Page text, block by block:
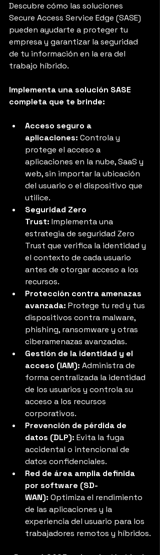
Descubre cómo las soluciones
Secure Access Service Edge (SASE)
pueden ayudarte a proteger tu
empresa y garantizar la seguridad
de tu información en la era del
trabajo híbrido.
Implementa una solución SASE
completa que te brinde:
Acceso seguro a
aplicaciones: Controla y
protege el acceso a
aplicaciones en la nube, SaaS y
web, sin importar la ubicación
del usuario o el dispositivo que
utilice.
Seguridad Zero
Trust: Implementa una
estrategia de seguridad Zero
Trust que verifica la identidad y
el contexto de cada usuario
antes de otorgar acceso a los
recursos.
Protección contra amenazas
avanzada: Protege tu red y tus
dispositivos contra malware,
phishing, ransomware y otras
ciberamenazas avanzadas.
Gestión de la identidad y el
acceso (IAM): Administra de
forma centralizada la identidad
de los usuarios y controla su
acceso a los recursos
corporativos.
Prevención de pérdida de
datos (DLP): Evita la fuga
accidental o intencional de
datos confidenciales.
Red de área amplia definida
por software (SD-
WAN): Optimiza el rendimiento
de las aplicaciones y la
experiencia del usuario para los
trabajadores remotos y híbridos.